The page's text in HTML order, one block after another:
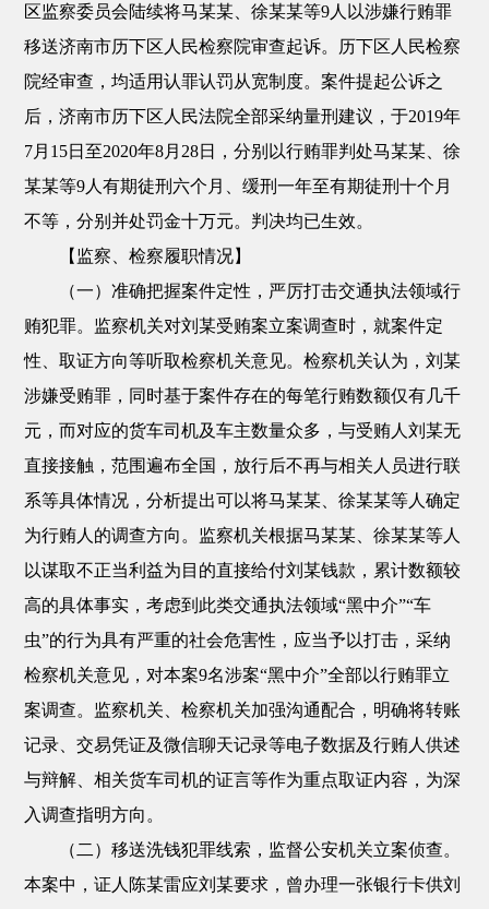
区监察委员会陆续将马某某、徐某某等9人以涉嫌行贿罪
移送济南市历下区人民检察院审查起诉。历下区人民检察
院经审查，均适用认罪认罚从宽制度。案件提起公诉之
后，济南市历下区人民法院全部采纳量刑建议，于2019年
7月15日至2020年8月28日，分别以行贿罪判处马某某、徐
某某等9人有期徒刑六个月、缓刑一年至有期徒刑十个月
不等，分别并处罚金十万元。判决均已生效。
【监察、检察履职情况】
（一）准确把握案件定性，严厉打击交通执法领域行
贿犯罪。监察机关对刘某受贿案立案调查时，就案件定
性、取证方向等听取检察机关意见。检察机关认为，刘某
涉嫌受贿罪，同时基于案件存在的每笔行贿数额仅有几千
元，而对应的货车司机及车主数量众多，与受贿人刘某无
直接接触，范围遍布全国，放行后不再与相关人员进行联
系等具体情况，分析提出可以将马某某、徐某某等人确定
为行贿人的调查方向。监察机关根据马某某、徐某某等人
以谋取不正当利益为目的直接给付刘某钱款，累计数额较
高的具体事实，考虑到此类交通执法领域“黑中介”“车
虫”的行为具有严重的社会危害性，应当予以打击，采纳
检察机关意见，对本案9名涉案“黑中介”全部以行贿罪立
案调查。监察机关、检察机关加强沟通配合，明确将转账
记录、交易凭证及微信聊天记录等电子数据及行贿人供述
与辩解、相关货车司机的证言等作为重点取证内容，为深
入调查指明方向。
（二）移送洗钱犯罪线索，监督公安机关立案侦查。
本案中，证人陈某雷应刘某要求，曾办理一张银行卡供刘